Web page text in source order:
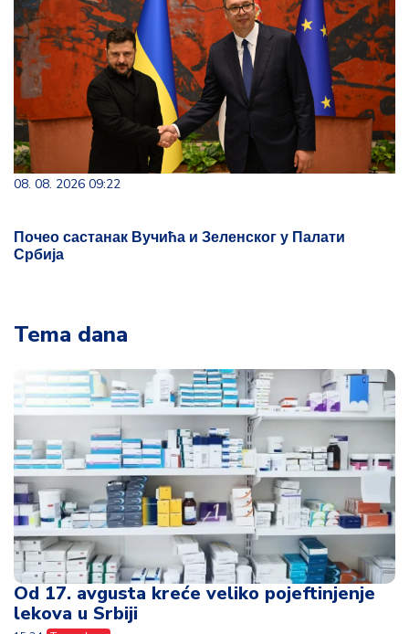
08. 08. 2026 09:22
Почео састанак Вучића и Зеленског у Палати
Србија
Tema dana
Od 17. avgusta kreće veliko pojeftinjenje
lekova u Srbiji